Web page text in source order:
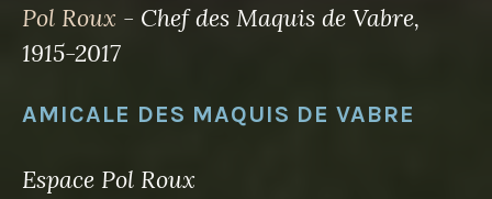
Pol Roux - Chef des Maquis de Vabre,
1915-2017
AMICALE DES MAQUIS DE VABRE
Espace Pol Roux